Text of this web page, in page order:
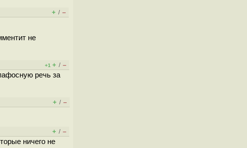
+ / –
не
+1 + / –
речь за
+ / –
+ / –
ничего не